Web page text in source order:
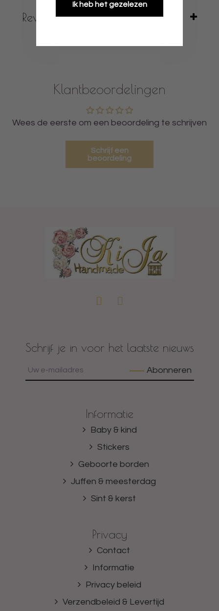
Reviews
Klantbeoordelingen
Wees de eerste om een beoordeling te schrijven
Schrijf een
beoordeling
Schrijf je in voor het laatste nieuws
Abonneren
Informatie
Baby & kind
Stickers
Geboorte borden
Juffen & meesterdag
Sint & kerst
Privacy
Contact
Informatie
Privacy beleid
Verzendbeleid & Levertijd
Ik heb het gezelezen